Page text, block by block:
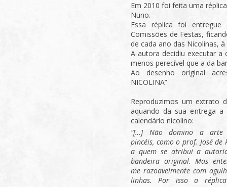
Em 2010 foi feita uma
Nuno.
Essa réplica foi
Comissões de Festas,
de cada ano das Nicolinas, à
A autora decidiu executar
menos perecível que a da
Ao desenho original
NICOLINA”
Reproduzimos um extrato
aquando da sua entrega
calendário nicolino:
“[…] Não domino a arte
pincéis, como o prof. José de
a quem se atribui a
bandeira original. Mas
me razoavelmente com
linhas. Por isso a